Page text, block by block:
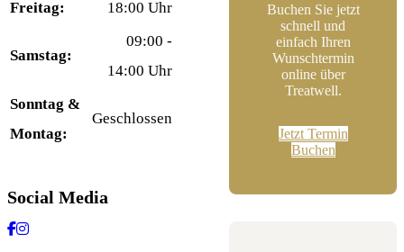
Freitag:
18:00 Uhr
Samstag:
09:00 -
14:00 Uhr
Sonntag &
Montag:
Geschlossen
Social Media
Buchen Sie jetzt
schnell und
einfach Ihren
Wunschtermin
online über
Treatwell.
Jetzt Termin
Buchen